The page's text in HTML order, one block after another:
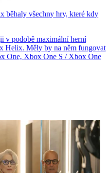
běhaly všechny hry, které kdy
v podobě maximální herní
Helix. Měly by na něm fungovat
One, Xbox One S / Xbox One